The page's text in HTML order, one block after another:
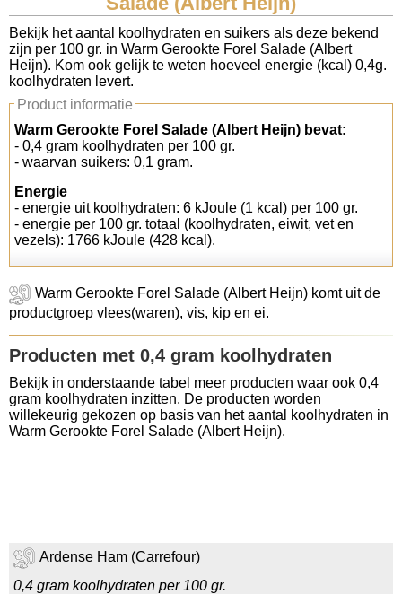
Koolhydraten tellen
Links
Bekijk het aantal koolhydraten en suikers als deze bekend
zijn per 100 gr. in Warm Gerookte Forel Salade (Albert
Heijn). Kom ook gelijk te weten hoeveel energie (kcal) 0,4g.
koolhydraten levert.
Product informatie
Warm Gerookte Forel Salade (Albert Heijn) bevat:
- 0,4 gram koolhydraten per 100 gr.
- waarvan suikers: 0,1 gram.
Energie
- energie uit koolhydraten: 6 kJoule (1 kcal) per 100 gr.
- energie per 100 gr. totaal (koolhydraten, eiwit, vet en
vezels): 1766 kJoule (428 kcal).
Warm Gerookte Forel Salade (Albert Heijn) komt uit de
productgroep vlees(waren), vis, kip en ei.
Producten met 0,4 gram koolhydraten
Bekijk in onderstaande tabel meer producten waar ook 0,4
gram koolhydraten inzitten. De producten worden
willekeurig gekozen op basis van het aantal koolhydraten in
Warm Gerookte Forel Salade (Albert Heijn).
Ardense Ham (Carrefour)
0,4 gram koolhydraten per 100 gr.